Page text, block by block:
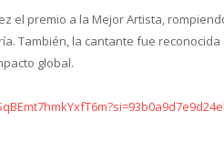
el premio a la Mejor Artista,
También, la cantante fue
global.